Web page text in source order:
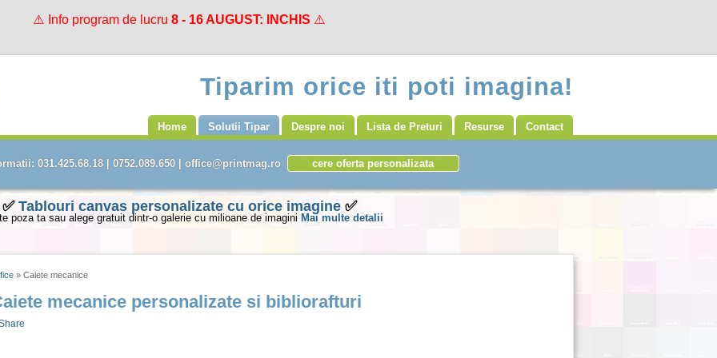
⚠️ Info program de lucru 8 - 16 AUGUST: INCHIS ⚠️
Tiparim orice iti poti imagina!
Home Solutii Tipar Despre noi Lista de Preturi Resurse Contact
031.425.68.18 | 0752.089.650 | office@printmag.ro
✅ Tablouri canvas personalizate cu orice imagine✅
poza ta sau alege gratuit dintr-o galerie cu milioane de imagini Mai multe detalii
» Caiete mecanice
mecanice personalizate si bibliorafturi